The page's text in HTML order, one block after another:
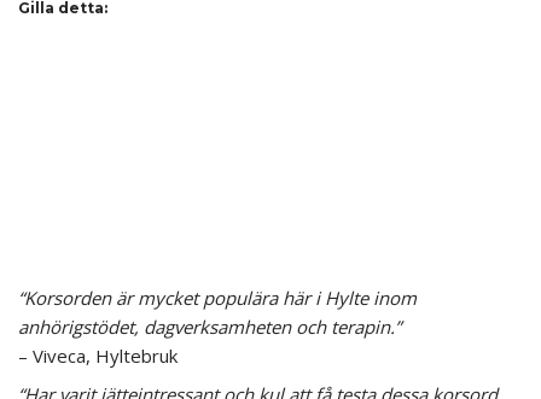
Gilla detta:
“Korsorden är mycket populära här i Hylte inom
anhörigstödet, dagverksamheten och terapin.”
– Viveca, Hyltebruk
“Har varit jätteintressant och kul att få testa dessa korsord.